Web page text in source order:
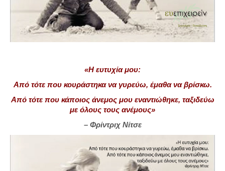
«Η ευτυχία μου:
Από τότε που κουράστηκα να γυρεύω, έμαθα να βρίσκω.
Από τότε που κάποιος άνεμος μου εναντιώθηκε, ταξιδεύω
με όλους τους ανέμους»
– Φρίντριχ Νίτσε